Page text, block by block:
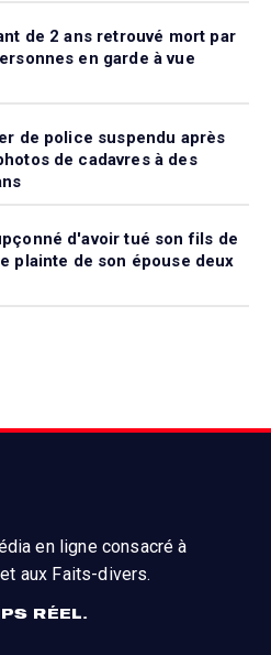
de 2 ans retrouvé mort par
en garde à vue
de police suspendu après
de cadavres à des
d'avoir tué son fils de
plainte de son épouse deux
en ligne consacré à
aux Faits-divers.
RÉEL.